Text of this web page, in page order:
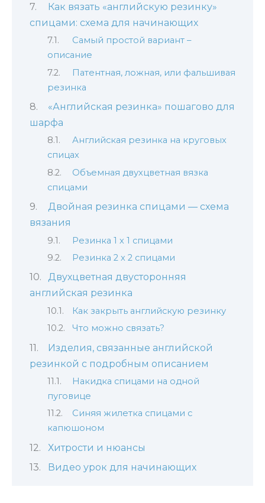
Как вязать «английскую резинку»
спицами: схема для начинающих
Самый простой вариант –
описание
Патентная, ложная, или фальшивая
резинка
«Английская резинка» пошагово для
шарфа
Английская резинка на круговых
спицах
Объемная двухцветная вязка
спицами
Двойная резинка спицами — схема
вязания
Резинка 1 х 1 спицами
Резинка 2 х 2 спицами
Двухцветная двусторонняя
английская резинка
Как закрыть английскую резинку
Что можно связать?
Изделия, связанные английской
резинкой с подробным описанием
Накидка спицами на одной
пуговице
Синяя жилетка спицами с
капюшоном
Хитрости и нюансы
Видео урок для начинающих